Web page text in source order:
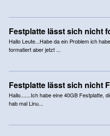
Festplatte lässt sich nicht
Hallo Leute...Habe da ein Problem ich
formatiert aber jetzt ...
Festplatte lässt sich nicht
Hallo.......Ich habe eine 40GB Festplatte,
hab mal Linu...